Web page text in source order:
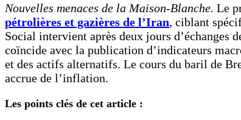
Nouvelles menaces de la Maison-Blanche. Le
pétrolières et gazières de l’Iran, ciblant
Social intervient après deux jours d’échanges
coïncide avec la publication d’indicateurs
et des actifs alternatifs. Le cours du baril de
accrue de l’inflation.
Les points clés de cet article :